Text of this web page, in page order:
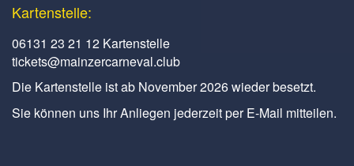
Kartenstelle:
06131 23 21 12 Kartenstelle
tickets@mainzercarneval.club
Die Kartenstelle ist ab November 2026 wieder besetzt.
Sie können uns Ihr Anliegen jederzeit per E-Mail mitteilen.